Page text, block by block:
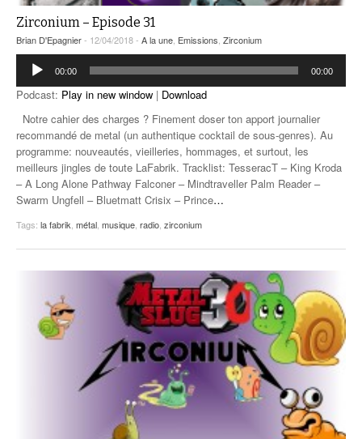
Zirconium – Episode 31
Brian D'Epagnier- 12/04/2018 - A la une, Emissions, Zirconium
Lecteur
audio
00:00 00:00
Podcast: Play in new window | Download
Notre cahier des charges ? Finement doser ton apport journalier
recommandé de metal (un authentique cocktail de sous-genres). Au
programme: nouveautés, vieilleries, hommages, et surtout, les
meilleurs jingles de toute LaFabrik. Tracklist: TesseracT – King Kroda
– A Long Alone Pathway Falconer – Mindtraveller Palm Reader –
Swarm Ungfell – Bluetmatt Crisix – Prince…
Tags: la fabrik, métal, musique, radio, zirconium